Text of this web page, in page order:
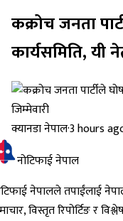
कक्रोच जनता
कार्यसमिति, यी
क्यानडा नेपाल·3 hours
नोटिफाई नेपाल
नेपालले तपाईंलाई
विस्तृत रिपोर्टिङ र